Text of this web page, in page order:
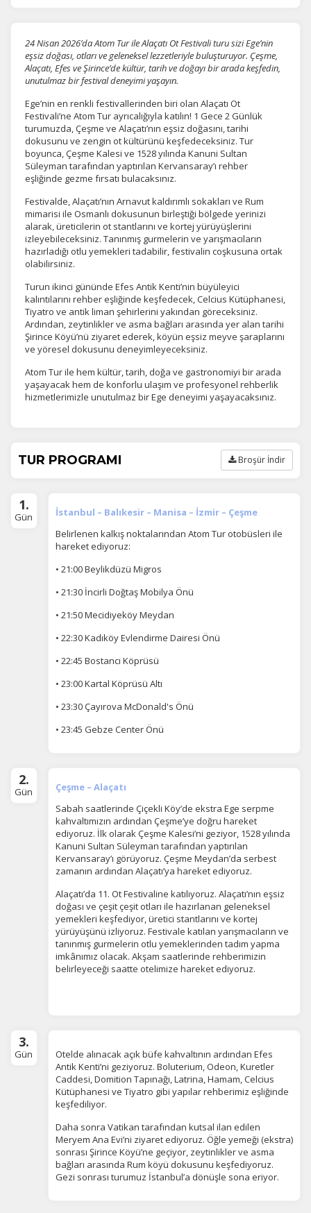
Çerez tercihlerinizi
belirleyin.
Daha fazla bilgi içinKVKK bilgilendirmemizi,çerez kullanımve
24 Nisan 2026’da Atom Tur ile Alaçatı Ot Festivali turu sizi Ege’nin
eşsiz doğası, otları ve geleneksel lezzetleriyle buluşturuyor. Çeşme,
Alaçatı, Efes ve Şirince’de kültür, tarih ve doğayı bir arada keşfedin,
unutulmaz bir festival deneyimi yaşayın.
Ege’nin en renkli festivallerinden biri olan Alaçatı Ot
Festivali’ne Atom Tur ayrıcalığıyla katılın! 1 Gece 2 Günlük
turumuzda, Çeşme ve Alaçatı’nın eşsiz doğasını, tarihi
dokusunu ve zengin ot kültürünü keşfedeceksiniz. Tur
boyunca, Çeşme Kalesi ve 1528 yılında Kanuni Sultan
Süleyman tarafından yaptırılan Kervansaray’ı rehber
eşliğinde gezme fırsatı bulacaksınız.
Festivalde, Alaçatı’nın Arnavut kaldırımlı sokakları ve Rum
mimarisi ile Osmanlı dokusunun birleştiği bölgede yerinizi
alarak, üreticilerin ot stantlarını ve kortej yürüyüşlerini
izleyebileceksiniz. Tanınmış gurmelerin ve yarışmacıların
hazırladığı otlu yemekleri tadabilir, festivalin coşkusuna ortak
olabilirsiniz.
Turun ikinci gününde Efes Antik Kenti’nin büyüleyici
kalıntılarını rehber eşliğinde keşfedecek, Celcius Kütüphanesi,
Tiyatro ve antik liman şehirlerini yakından göreceksiniz.
Ardından, zeytinlikler ve asma bağları arasında yer alan tarihi
Şirince Köyü’nü ziyaret ederek, köyün eşsiz meyve şaraplarını
ve yöresel dokusunu deneyimleyeceksiniz.
Atom Tur ile hem kültür, tarih, doğa ve gastronomiyi bir arada
yaşayacak hem de konforlu ulaşım ve profesyonel rehberlik
hizmetlerimizle unutulmaz bir Ege deneyimi yaşayacaksınız.
TUR PROGRAMI Broşür İndir
1.
Gün
İstanbul – Balıkesir – Manisa – İzmir – Çeşme
Belirlenen kalkış noktalarından Atom Tur otobüsleri ile
hareket ediyoruz:
• 21:00 Beylikdüzü Migros
• 21:30 İncirli Doğtaş Mobilya Önü
• 21:50 Mecidiyeköy Meydan
• 22:30 Kadıköy Evlendirme Dairesi Önü
• 22:45 Bostancı Köprüsü
• 23:00 Kartal Köprüsü Altı
• 23:30 Çayırova McDonald's Önü
• 23:45 Gebze Center Önü
2.
Gün
Çeşme – Alaçatı
Sabah saatlerinde Çiçekli Köy’de ekstra Ege serpme
kahvaltımızın ardından Çeşme’ye doğru hareket
ediyoruz. İlk olarak Çeşme Kalesi’ni geziyor, 1528 yılında
Kanuni Sultan Süleyman tarafından yaptırılan
Kervansaray’ı görüyoruz. Çeşme Meydan’da serbest
zamanın ardından Alaçatı’ya hareket ediyoruz.
Alaçatı’da 11. Ot Festivaline katılıyoruz. Alaçatı’nın eşsiz
doğası ve çeşit çeşit otları ile hazırlanan geleneksel
yemekleri keşfediyor, üretici stantlarını ve kortej
yürüyüşünü izliyoruz. Festivale katılan yarışmacıların ve
tanınmış gurmelerin otlu yemeklerinden tadım yapma
imkânımız olacak. Akşam saatlerinde rehberimizin
belirleyeceği saatte otelimize hareket ediyoruz.
3.
Gün
Otelde alınacak açık büfe kahvaltının ardından Efes
Antik Kenti’ni geziyoruz. Boluterium, Odeon, Kuretler
Caddesi, Domition Tapınağı, Latrina, Hamam, Celcius
Kütüphanesi ve Tiyatro gibi yapılar rehberimiz eşliğinde
keşfediliyor.
Daha sonra Vatikan tarafından kutsal ilan edilen
Meryem Ana Evi’ni ziyaret ediyoruz. Öğle yemeği (ekstra)
sonrası Şirince Köyü’ne geçiyor, zeytinlikler ve asma
bağları arasında Rum köyü dokusunu keşfediyoruz.
Gezi sonrası turumuz İstanbul’a dönüşle sona eriyor.